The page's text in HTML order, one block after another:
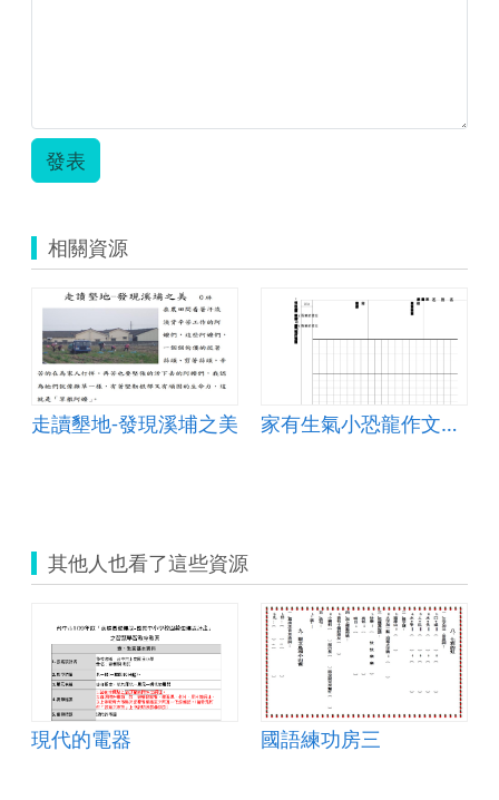
發表
相關資源
走讀墾地-發現溪埔之美 家有生氣小恐龍作文寫作單
其他人也看了這些資源
現代的電器 國語練功房三